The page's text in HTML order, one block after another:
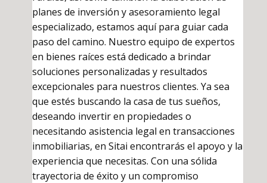
planes de inversión y asesoramiento legal
especializado, estamos aquí para guiar cada
paso del camino. Nuestro equipo de expertos
en bienes raíces está dedicado a brindar
soluciones personalizadas y resultados
excepcionales para nuestros clientes. Ya sea
que estés buscando la casa de tus sueños,
deseando invertir en propiedades o
necesitando asistencia legal en transacciones
inmobiliarias, en Sitai encontrarás el apoyo y la
experiencia que necesitas. Con una sólida
trayectoria de éxito y un compromiso